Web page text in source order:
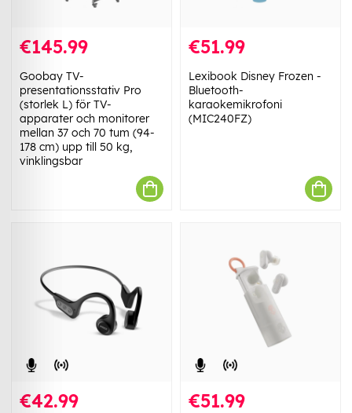
€145.99
Goobay TV-
presentationsstativ Pro
(storlek L) för TV-
apparater och monitorer
mellan 37 och 70 tum (94-
178 cm) upp till 50 kg,
vinklingsbar
€51.99
Lexibook Disney Frozen -
Bluetooth-
karaokemikrofoni
(MIC240FZ)
€42.99 €51.99